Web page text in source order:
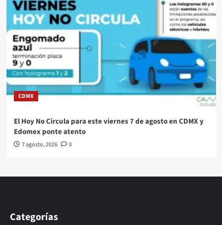
CDMX
El Hoy No Circula para este viernes 7 de agosto en CDMX y
Edomex ponte atento
7 agosto, 2026 0
Categorías